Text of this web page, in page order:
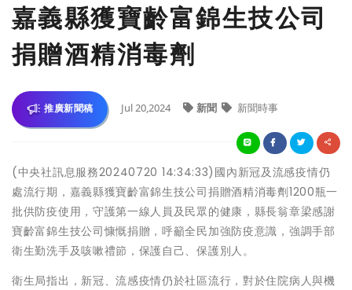
嘉義縣獲寶齡富錦生技公司
捐贈酒精消毒劑
推廣新聞稿 Jul 20,2024 新聞 新聞時事
(中央社訊息服務20240720 14:34:33)國內新冠及流感疫情仍
處流行期，嘉義縣獲寶齡富錦生技公司捐贈酒精消毒劑1200瓶一
批供防疫使用，守護第一線人員及民眾的健康，縣長翁章梁感謝
寶齡富錦生技公司慷慨捐贈，呼籲全民加強防疫意識，強調手部
衛生勤洗手及咳嗽禮節，保護自己、保護別人。
衛生局指出，新冠、流感疫情仍於社區流行，對於住院病人與機